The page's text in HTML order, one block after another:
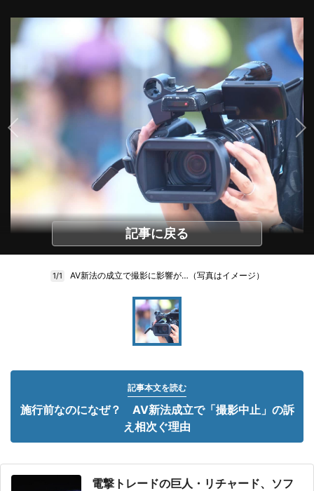
記事に戻る
1/1 AV新法の成立で撮影に影響が…（写真はイメージ）
記事本文を読む
施行前なのになぜ？ AV新法成立で「撮影中止」の訴
え相次ぐ理由
電撃トレードの巨人・リチャード、ソフ